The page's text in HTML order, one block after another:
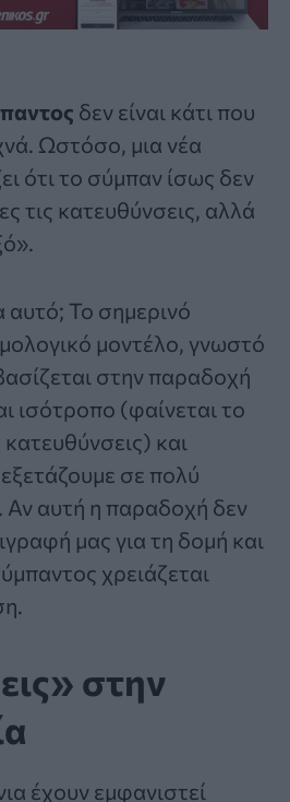
δεν είναι κάτι που
Ωστόσο, μια νέα
ότι το σύμπαν ίσως δεν
τις κατευθύνσεις, αλλά
αυτό; Το σημερινό
μοντέλο, γνωστό
στην παραδοχή
ισότροπο (φαίνεται το
κατευθύνσεις) και
σε πολύ
Αν αυτή η παραδοχή δεν
μας για τη δομή και
χρειάζεται
στην
έχουν εμφανιστεί